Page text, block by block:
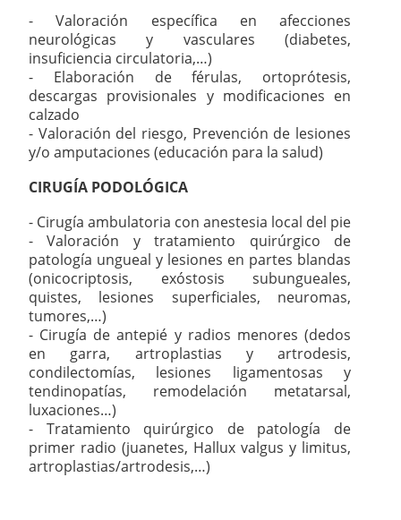
- Valoración específica en afecciones
neurológicas y vasculares (diabetes,
insuficiencia circulatoria,…)
- Elaboración de férulas, ortoprótesis,
descargas provisionales y modificaciones en
calzado
- Valoración del riesgo, Prevención de lesiones
y/o amputaciones (educación para la salud)
CIRUGÍA PODOLÓGICA
- Cirugía ambulatoria con anestesia local del pie
- Valoración y tratamiento quirúrgico de
patología ungueal y lesiones en partes blandas
(onicocriptosis, exóstosis subungueales,
quistes, lesiones superficiales, neuromas,
tumores,…)
- Cirugía de antepié y radios menores (dedos
en garra, artroplastias y artrodesis,
condilectomías, lesiones ligamentosas y
tendinopatías, remodelación metatarsal,
luxaciones…)
- Tratamiento quirúrgico de patología de
primer radio (juanetes, Hallux valgus y limitus,
artroplastias/artrodesis,…)